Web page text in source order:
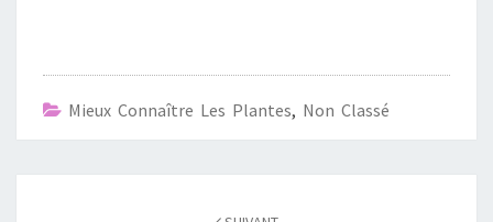
Mieux Connaître Les Plantes, Non Classé